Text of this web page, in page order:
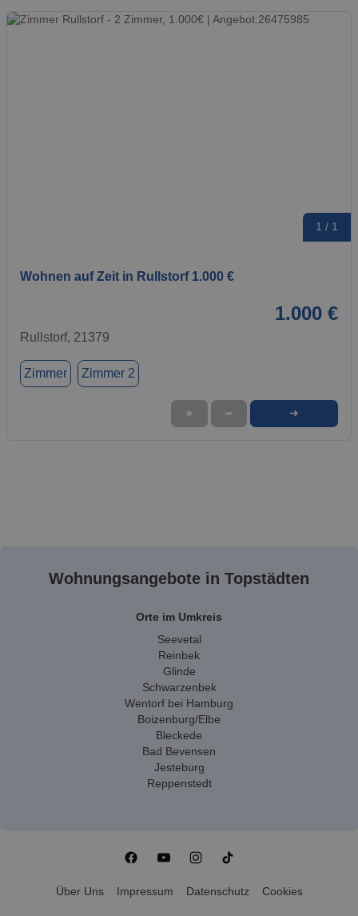
1 / 1
Wohnen auf Zeit in Rullstorf 1.000 €
1.000 €
Rullstorf, 21379
Zimmer Zimmer 2
★ ➦ ➜
Wohnungsangebote in Topstädten
Orte im Umkreis
Seevetal
Reinbek
Glinde
Schwarzenbek
Wentorf bei Hamburg
Boizenburg/Elbe
Bleckede
Bad Bevensen
Jesteburg
Reppenstedt
Über Uns Impressum Datenschutz Cookies